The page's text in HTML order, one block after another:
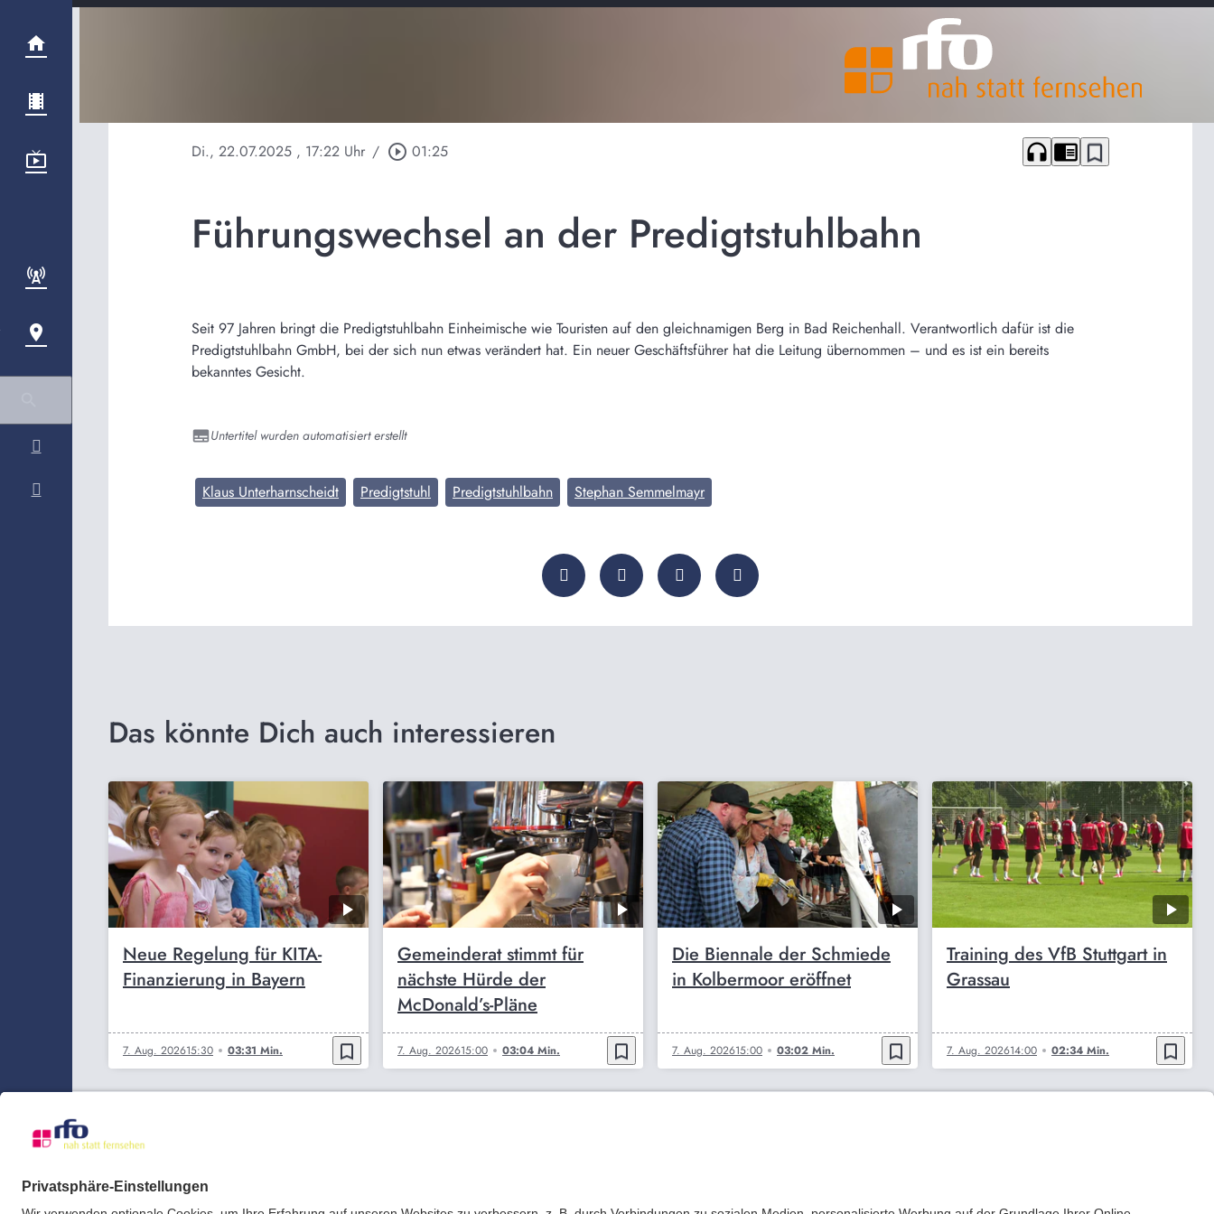
Di., 22.07.2025 , 17:22 Uhr / play_circle_outline 01:25 headphones chrome_reader_mode bookmark_border
Führungswechsel an der Predigtstuhlbahn
Seit 97 Jahren bringt die Predigtstuhlbahn Einheimische wie Touristen auf den gleichnamigen Berg in Bad Reichenhall. Verantwortlich dafür ist die
Predigtstuhlbahn GmbH, bei der sich nun etwas verändert hat. Ein neuer Geschäftsführer hat die Leitung übernommen – und es ist ein bereits
bekanntes Gesicht.
Untertitel wurden automatisiert erstellt
Klaus Unterharnscheidt Predigtstuhl Predigtstuhlbahn Stephan Semmelmayr
Das könnte Dich auch interessieren
Neue Regelung für KITA-
Finanzierung in Bayern
7. Aug. 202615:30 03:31 Min. bookmark_border
Gemeinderat stimmt für
nächste Hürde der
McDonald’s-Pläne
7. Aug. 202615:00 03:04 Min. bookmark_border
Die Biennale der Schmiede
in Kolbermoor eröffnet
7. Aug. 202615:00 03:02 Min. bookmark_border
Training des VfB Stuttgart in
Grassau
7. Aug. 202614:00 02:34 Min. bookmark_border